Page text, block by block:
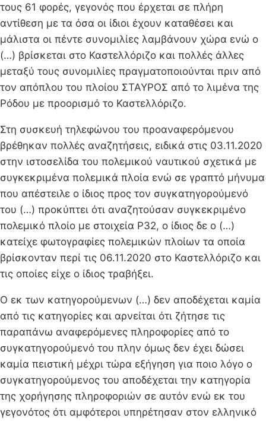
τους 61 φορές, γεγονός που έρχεται σε πλήρη
αντίθεση με τα όσα οι ίδιοι έχουν καταθέσει και
μάλιστα οι πέντε συνομιλίες λαμβάνουν χώρα ενώ ο
(…) βρίσκεται στο Καστελλόριζο και πολλές άλλες
μεταξύ τους συνομιλίες πραγματοποιούνται πριν από
τον απόπλου του πλοίου ΣΤΑΥΡΟΣ από το λιμένα της
Ρόδου με προορισμό το Καστελλόριζο.
Στη συσκευή τηλεφώνου του προαναφερόμενου
βρέθηκαν πολλές αναζητήσεις, ειδικά στις 03.11.2020
στην ιστοσελίδα του πολεμικού ναυτικού σχετικά με
συγκεκριμένα πολεμικά πλοία ενώ σε γραπτό μήνυμα
που απέστειλε ο ίδιος προς τον συγκατηγορούμενό
του (…) προκύπτει ότι αναζητούσαν συγκεκριμένο
πολεμικό πλοίο με στοιχεία Ρ32, ο ίδιος δε ο (…)
κατείχε φωτογραφίες πολεμικών πλοίων τα οποία
βρίσκονταν περί τις 06.11.2020 στο Καστελλόριζο και
τις οποίες είχε ο ίδιος τραβήξει.
Ο εκ των κατηγορούμενων (…) δεν αποδέχεται καμία
από τις κατηγορίες και αρνείται ότι ζήτησε τις
παραπάνω αναφερόμενες πληροφορίες από το
συγκατηγορούμενό του πλην όμως δεν έχει δώσει
καμία πειστική μέχρι τώρα εξήγηση για ποιο λόγο ο
συγκατηγορούμενος του αποδέχεται την κατηγορία
της χορήγησης πληροφοριών σε αυτόν ενώ εκ του
γεγονότος ότι αμφότεροι υπηρέτησαν στον ελληνικό